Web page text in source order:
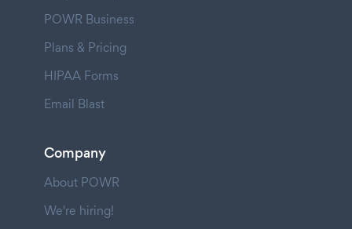
POWR Business
Plans & Pricing
HIPAA Forms
Email Blast
Company
About POWR
We're hiring!